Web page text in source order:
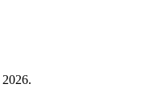
2026.